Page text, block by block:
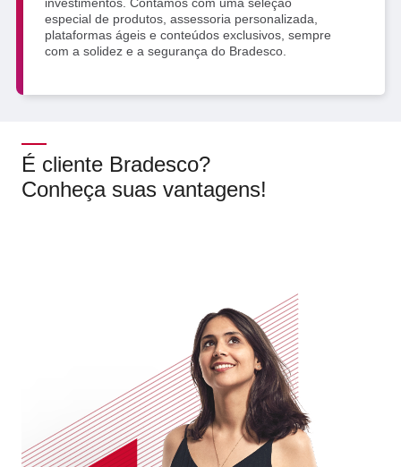
renda
Explica
especial de produtos, assessoria personalizada,
plataformas ágeis e conteúdos exclusivos, sempre
com a solidez e a segurança do Bradesco.
É cliente Bradesco?
Conheça suas vantagens!